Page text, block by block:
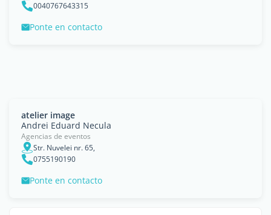
0040767643315
Ponte en contacto
atelier image
Andrei Eduard Necula
Agencias de eventos
Str. Nuvelei nr. 65,
0755190190
Ponte en contacto